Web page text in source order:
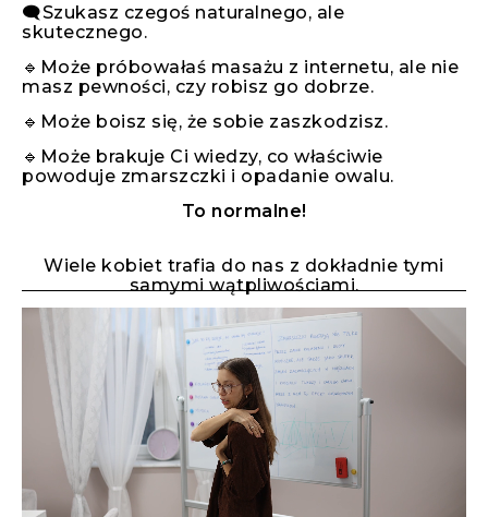
🗨️Szukasz czegoś naturalnego, ale
skutecznego.
🔹Może próbowałaś masażu z internetu, ale nie
masz pewności, czy robisz go dobrze.
🔹Może boisz się, że sobie zaszkodzisz.
🔹Może brakuje Ci wiedzy, co właściwie
powoduje zmarszczki i opadanie owalu.
To normalne!
Wiele kobiet trafia do nas z dokładnie tymi
samymi wątpliwościami.